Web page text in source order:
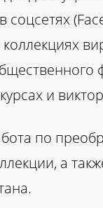
соцсетях
и
по
а